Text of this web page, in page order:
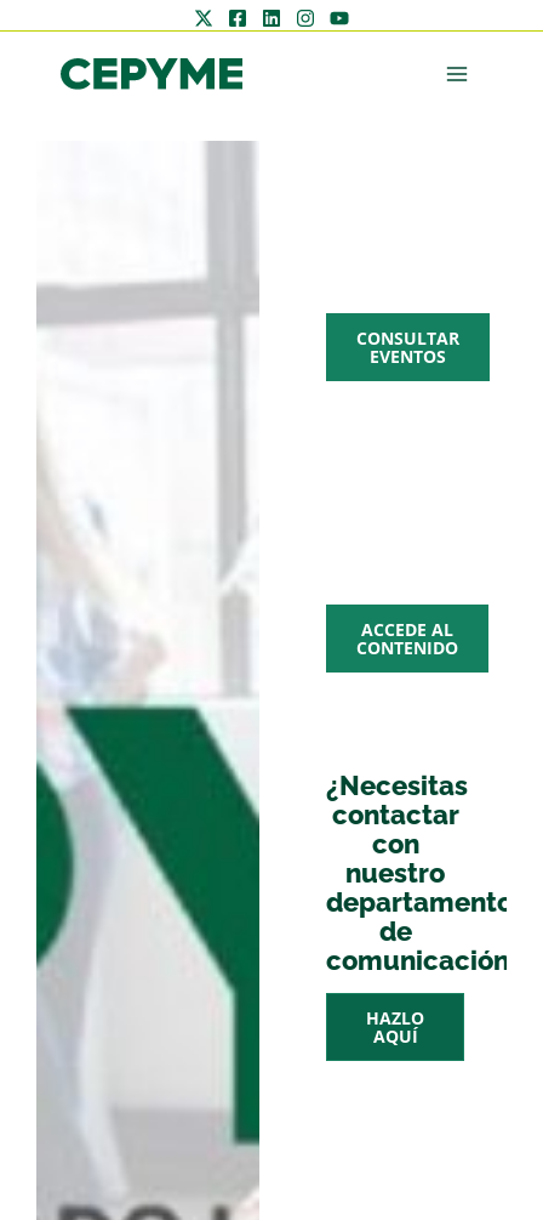
CONSULTAR
EVENTOS
ACCEDE AL
CONTENIDO
¿Necesitas
contactar
con
nuestro
departamento
de
comunicación?
HAZLO
AQUÍ